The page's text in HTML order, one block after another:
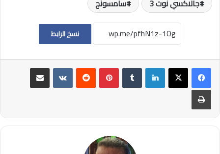
جالاكسي نوت 3 سامسونج
نسخ الرابط
لينكدإن بينتيريست
مشاركة عبر البريد
طباعة